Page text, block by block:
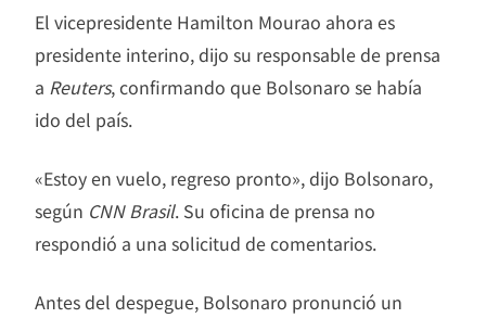
El vicepresidente Hamilton Mourao ahora es
presidente interino, dijo su responsable de prensa
a Reuters, confirmando que Bolsonaro se había
ido del país.
«Estoy en vuelo, regreso pronto», dijo Bolsonaro,
según CNN Brasil. Su oficina de prensa no
respondió a una solicitud de comentarios.
Antes del despegue, Bolsonaro pronunció un